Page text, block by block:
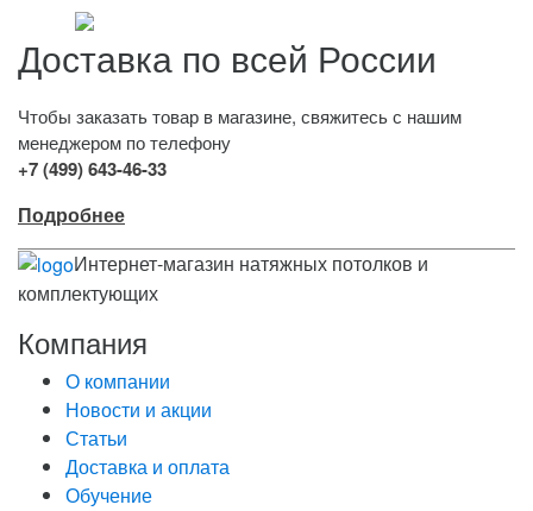
Доставка по всей России
Чтобы заказать товар в магазине, свяжитесь с нашим
менеджером по телефону
+7 (499) 643-46-33
Подробнее
Интернет-магазин натяжных потолков и
комплектующих
Компания
О компании
Новости и акции
Статьи
Доставка и оплата
Обучение